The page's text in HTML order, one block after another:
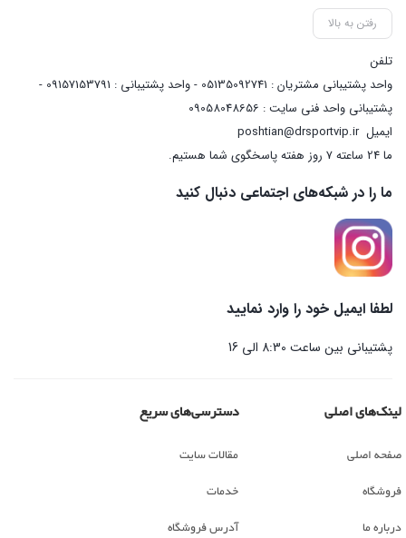
رفتن به بالا
تلفن
واحد پشتیبانی مشتریان : 05135092741 - واحد پشتیبانی : 09157153791 -
پشتیبانی واحد فنی سایت : 09058048656
ایمیلposhtian@drsportvip.ir
ما 24 ساعته 7 روز هفته پاسخگوی شما هستیم.
ما را در شبکه‌های اجتماعی دنبال کنید
لطفا ایمیل خود را وارد نمایید
پشتیبانی بین ساعت 8:30 الی 16
لینک‌های اصلی
صفحه اصلی
فروشگاه
درباره ما
دسترسی‌های سریع
مقالات سایت
خدمات
آدرس فروشگاه